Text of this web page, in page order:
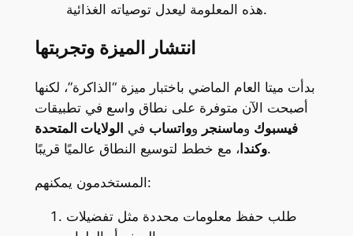
هذه المعلومة ليعدل توصياته الغذائية.
انتشار الميزة وتجربتها
بدأت ميتا العام الماضي باختبار ميزة “الذاكرة”، لكنها
أصبحت الآن متوفرة على نطاق واسع في تطبيقات
فيسبوك وماسنجر وواتساب في الولايات المتحدة
وكندا، مع خطط لتوسيع النطاق عالميًا قريبًا.
المستخدمون يمكنهم:
طلب حفظ معلومات محددة مثل تفضيلات